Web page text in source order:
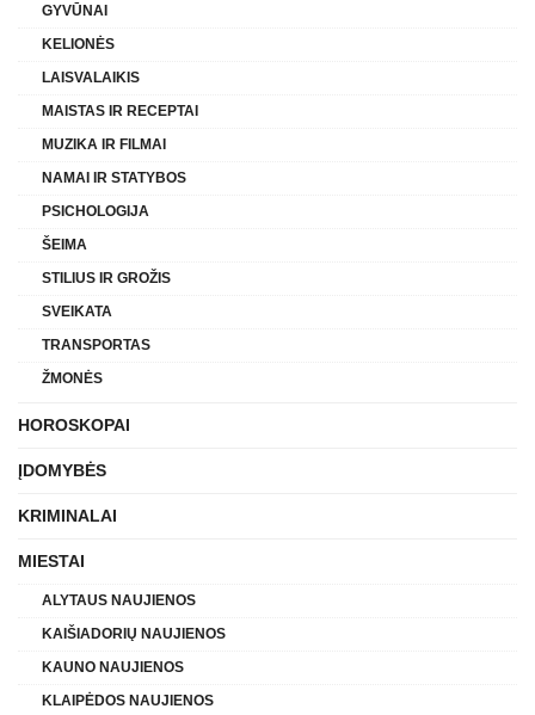
GYVŪNAI
KELIONĖS
LAISVALAIKIS
MAISTAS IR RECEPTAI
MUZIKA IR FILMAI
NAMAI IR STATYBOS
PSICHOLOGIJA
ŠEIMA
STILIUS IR GROŽIS
SVEIKATA
TRANSPORTAS
ŽMONĖS
HOROSKOPAI
ĮDOMYBĖS
KRIMINALAI
MIESTAI
ALYTAUS NAUJIENOS
KAIŠIADORIŲ NAUJIENOS
KAUNO NAUJIENOS
KLAIPĖDOS NAUJIENOS